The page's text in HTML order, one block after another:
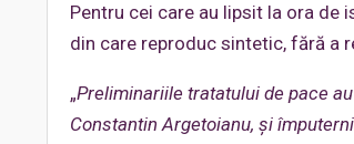
Pentru cei care au lipsit la ora de
din care reproduc sintetic, fără a
„Preliminariile tratatului de pace
Constantin Argetoianu, și